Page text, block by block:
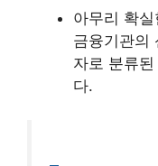
아무리 확
금융기관의
자로 분류
다.